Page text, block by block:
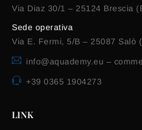
Via Diaz 30/1 – 25124 Brescia
Sede operativa
Via E. Fermi, 5/B – 25087 Salò
info@aquademy.eu –
+39 0365 1904273
LINK